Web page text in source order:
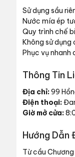
Sử dụng sầu
Nước mía ép
Quy trình chế
Không sử
Phục vụ nhanh
Thông Tin
Địa chỉ:99
Điện thoại:
Giờ mở cửa:
Hướng Dẫn
Từ cầu